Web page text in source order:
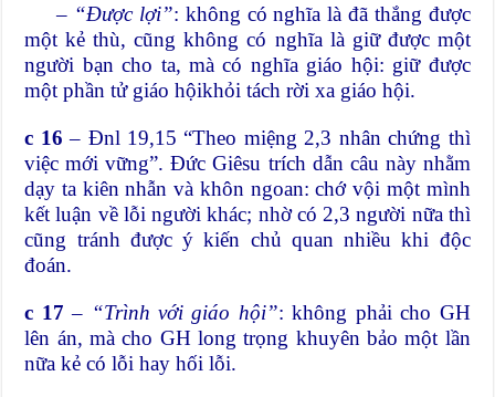
– “Được lợi”: không có nghĩa là đã thắng được
một kẻ thù, cũng không có nghĩa là giữ được một
người bạn cho ta, mà có nghĩa giáo hội: giữ được
một phần tử giáo hộikhỏi tách rời xa giáo hội.
c 16 – Đnl 19,15 “Theo miệng 2,3 nhân chứng thì
việc mới vững”. Đức Giêsu trích dẫn câu này nhằm
dạy ta kiên nhẫn và khôn ngoan: chớ vội một mình
kết luận về lỗi người khác; nhờ có 2,3 người nữa thì
cũng tránh được ý kiến chủ quan nhiều khi độc
đoán.
c 17 – “Trình với giáo hội”: không phải cho GH
lên án, mà cho GH long trọng khuyên bảo một lần
nữa kẻ có lỗi hay hối lỗi.